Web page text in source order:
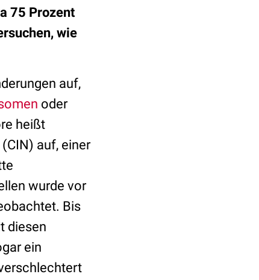
75 Prozent
wie
auf,
oder
heißt
auf, einer
wurde vor
Bis
diesen
ein